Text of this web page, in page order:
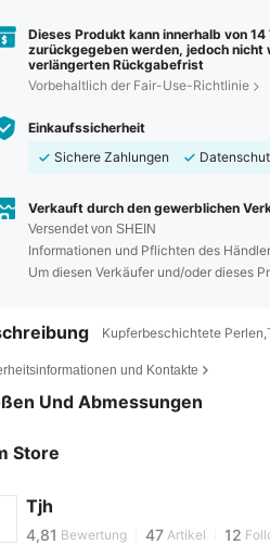
Dieses Produkt kann innerhalb von 14
zurückgegeben werden, jedoch nicht
verlängerten Rückgabefrist
Vorbehaltlich der Fair-Use-Richtlinie
Einkaufssicherheit
Sichere Zahlungen
Verkauft durch den gewerblichen
Versendet von SHEIN
Informationen und Pflichten des
Kupferbeschichtete
und Kontakte
Und Abmessungen
Store
Tjh
4,81
4,81 Bewertung 47 Artikel 12